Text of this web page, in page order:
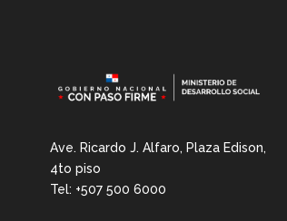
Ave. Ricardo J. Alfaro, Plaza Edison,
4to piso
Tel: +507 500 6000